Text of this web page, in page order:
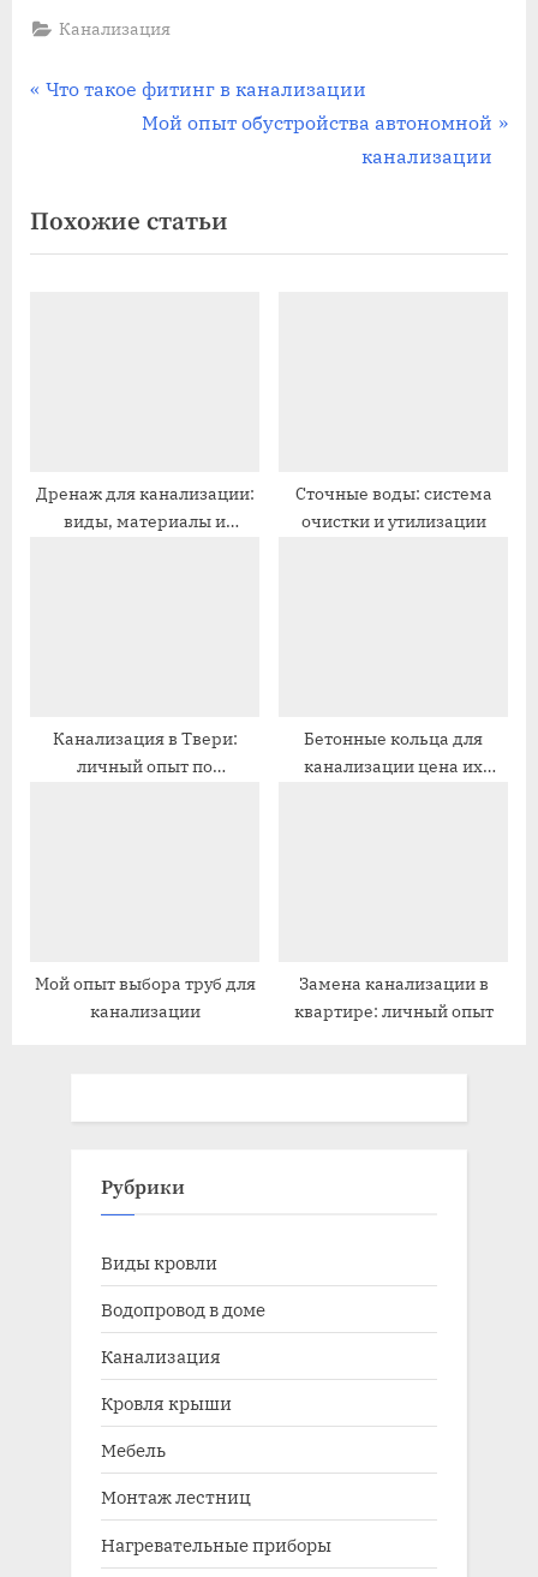
Канализация
Навигация
П
ы
д
п
Что такое фитинг в канализации
С
д
у
п
и
Мой опыт обустройства автономной
канализации
Похожие статьи
Дренаж для канализации:
виды, материалы и
Сточные воды: система
очистки и утилизации
Канализация в Твери:
личный опыт по
Бетонные кольца для
канализации цена их
Мой опыт выбора труб для
канализации
Замена канализации в
квартире: личный опыт
Рубрики
Виды кровли
Водопровод в доме
Канализация
Кровля крыши
Мебель
Монтаж лестниц
Нагревательные приборы